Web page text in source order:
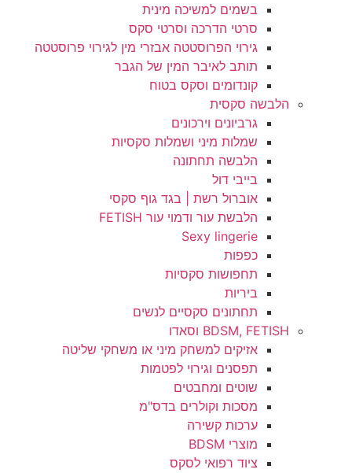
בשמים למשיכה מינית
סרטי הדרכה וסרטי סקס
גירוי הפרוסטטה אבזרי מין לגירוי פרוסטטה
תותב לאיבר המין של הגבר
קונדומים וסקס בטוח
הלבשה סקסית
גרביונים וירכונים
שמלות מיני ושמלות סקסיות
הלבשה תחתונה
בייבי דול
אוברול רשת | בגד גוף סקסי
הלבשת עור ודמוי עור FETISH
Sexy lingerie
כפפות
תחפושות סקסיות
ביריות
תחתונים סקסיים לנשים
BDSM, FETISH וסאדו
אזיקים למשחק מיני או משחקי שליטה
תפסנים וגירוי לפטמות
שוטים ומחבטים
מסכות וקולרים בדס"מ
ערכות קשירה
מוצרי BDSM
ציוד רפואי לסקס